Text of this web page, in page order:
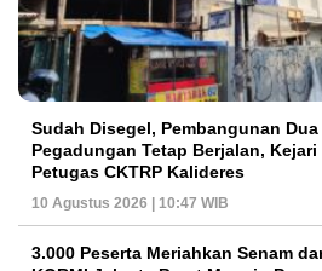
Sudah Disegel, Pembangunan
Pegadungan Tetap Berjalan,
Petugas CKTRP Kalideres
10 Agustus 2026 | 10:47 WIB
3.000 Peserta Meriahkan Senam